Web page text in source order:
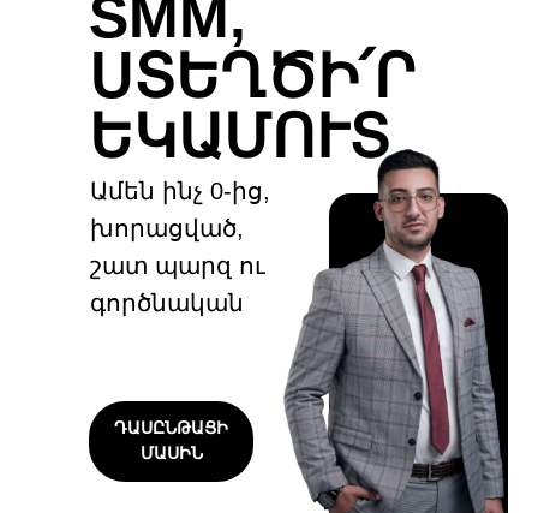
Ամեն ինչ 0-ից,
խորացված,
շատ պարզ ու
գործնական
SMM,
ՍՏԵՂԾԻ՛Ր
ԵԿԱՄՈՒՏ
ԴԱՍԸՆԹԱՑԻ
ՄԱՍԻՆ